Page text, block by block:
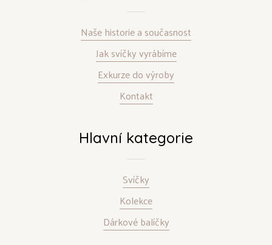
Naše historie a současnost
Jak svíčky vyrábíme
Exkurze do výroby
Kontakt
Hlavní kategorie
Svíčky
Kolekce
Dárkové balíčky